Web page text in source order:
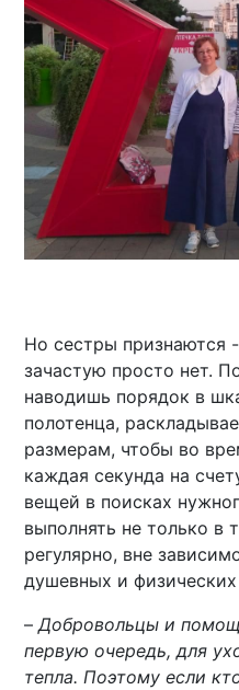
Но сестры признаются
зачастую просто нет.
наводишь порядок в
полотенца,
размерам, чтобы во
каждая секунда на
вещей в поисках
выполнять не только в
регулярно, вне
душевных и физических
–Добровольцы и
первую очередь, для
тепла. Поэтому если